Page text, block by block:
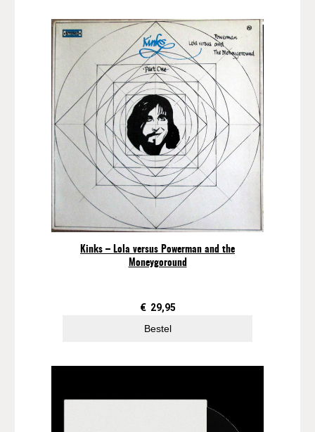
Kinks – Lola versus Powerman and the
Moneygoround
€ 29,95
Bestel